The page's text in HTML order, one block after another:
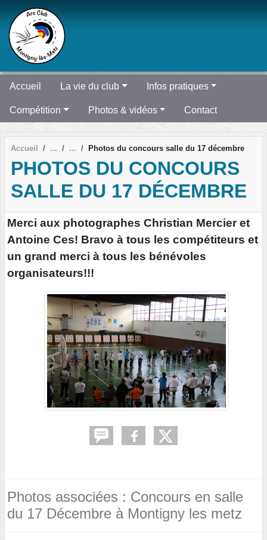
Accueil La vie du club Infos pratiques
Compétition Photos & vidéos Contact
Accueil Photos du concours salle du 17 décembre
PHOTOS DU CONCOURS
SALLE DU 17 DÉCEMBRE
Merci aux photographes Christian Mercier et
Antoine Ces! Bravo à tous les compétiteurs et
un grand merci à tous les bénévoles
organisateurs!!!
Photos associées : Concours en salle
du 17 Décembre à Montigny les metz
Panneau de gestion des cookies